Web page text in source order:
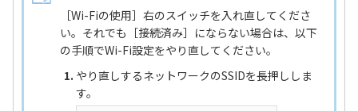
［Wi-Fiの使用］右のスイッチを入れ直してくださ
い。それでも［接続済み］にならない場合は、以下
の手順でWi-Fi設定をやり直してください。
やり直しするネットワークのSSIDを長押ししま
す。